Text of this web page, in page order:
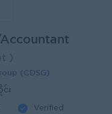
(CDSG)
း
Verified